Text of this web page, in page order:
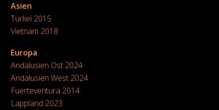
Asien
Türkei 2015
Vietnam 2018
Europa
Andalusien Ost 2024
Andalusien West 2024
Fuerteventura 2014
Lappland 2023